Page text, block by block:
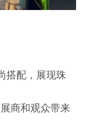
搭配，展现珠
商和观众带来